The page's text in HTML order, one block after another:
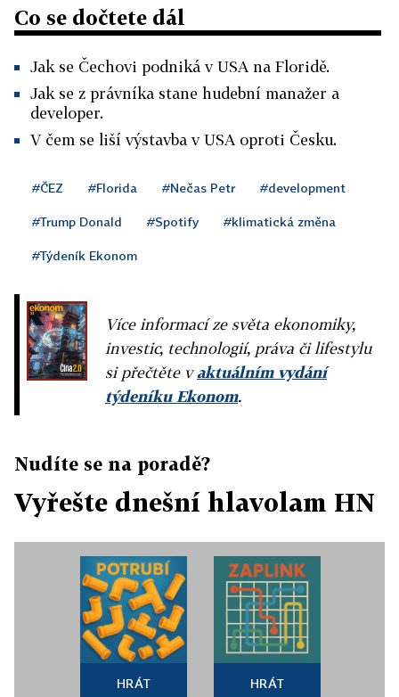
Co se dočtete dál
Jak se Čechovi podniká v USA na Floridě.
Jak se z právníka stane hudební manažer a
developer.
V čem se liší výstavba v USA oproti Česku.
#ČEZ #Florida #Nečas Petr #development
#Trump Donald #Spotify #klimatická změna
#Týdeník Ekonom
Více informací ze světa ekonomiky,
investic, technologií, práva či lifestylu
si přečtěte vaktuálním vydání
týdeníku Ekonom.
Nudíte se na poradě?
Vyřešte dnešní hlavolam HN
HRÁT HRÁT